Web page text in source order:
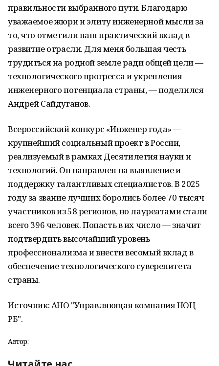
правильности выбранного пути. Благодарю
уважаемое жюри и элиту инженерной мысли за
то, что отметили наш практический вклад в
развитие отрасли. Для меня большая честь
трудиться на родной земле ради общей цели —
технологического прогресса и укрепления
инженерного потенциала страны, — поделился
Андрей Сайдуганов.
Всероссийский конкурс «Инженер года» —
крупнейший социальный проект в России,
реализуемый в рамках Десятилетия науки и
технологий. Он направлен на выявление и
поддержку талантливых специалистов. В 2025
году за звание лучших боролись более 70 тысяч
участников из 58 регионов, но лауреатами стали
всего 396 человек. Попасть в их число — значит
подтвердить высочайший уровень
профессионализма и внести весомый вклад в
обеспечение технологического суверенитета
страны.
Источник: АНО "Управляющая компания НОЦ
РБ".
Автор: